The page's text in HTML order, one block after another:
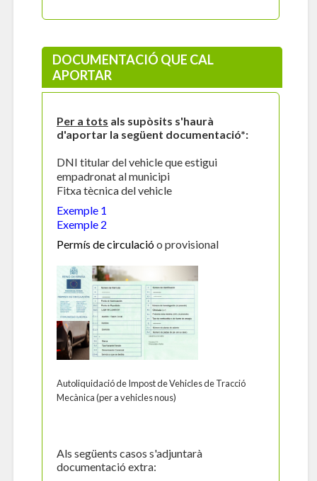
DOCUMENTACIÓ QUE CAL
APORTAR
Per a tots als supòsits s'haurà
d'aportar la següent documentació*:
DNI titular del vehicle que estigui
empadronat al municipi
Fitxa tècnica del vehicle
Exemple 1
Exemple 2
Permís de circulacióo provisional
Autoliquidació de Impost de Vehicles de Tracció
Mecànica (per a vehicles nous)
Als següents casos s'adjuntarà
documentació extra: